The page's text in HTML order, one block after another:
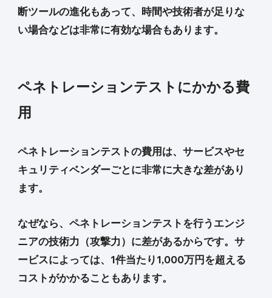
断ツールの進化もあって、時間や技術者が足りな
い場合などは非常に有効な場合もあります。
ペネトレーションテストにかかる費
用
ペネトレーションテストの費用は、サービスやセ
キュリティベンダーごとに非常に大きな差があり
ます。
なぜなら、ペネトレーションテストを行うエンジ
ニアの技術力（攻撃力）に差があるからです。サ
ービスによっては、1件当たり1,000万円を超える
コストがかかることもあります。